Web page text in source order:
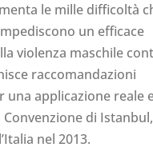
le mille difficoltà
un efficace
violenza maschile
raccomandazioni
una applicazione reale
Convenzione di Istanbul,
nel 2013.